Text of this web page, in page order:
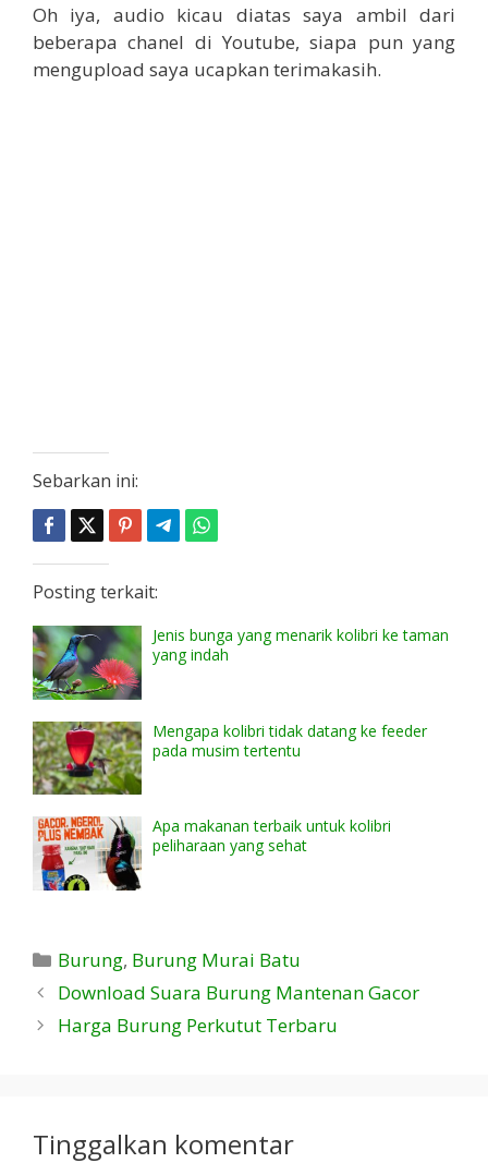
Oh iya, audio kicau diatas saya ambil dari
beberapa chanel di Youtube, siapa pun yang
mengupload saya ucapkan terimakasih.
Sebarkan ini:
Posting terkait:
Jenis bunga yang menarik kolibri ke taman
yang indah
Mengapa kolibri tidak datang ke feeder
pada musim tertentu
Apa makanan terbaik untuk kolibri
peliharaan yang sehat
Kategori
Burung, Burung Murai Batu
Download Suara Burung Mantenan Gacor
Harga Burung Perkutut Terbaru
Tinggalkan komentar